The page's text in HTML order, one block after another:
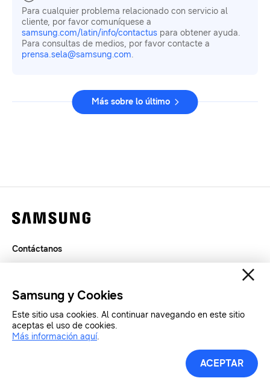
Para cualquier problema relacionado con servicio al
cliente, por favor comuníquese a
samsung.com/latin/info/contactus para obtener ayuda.
Para consultas de medios, por favor contacte a
prensa.sela@samsung.com.
Más sobre lo último
Contáctanos
SAMSUNG.COM
Copyright© SAMSUNG All Rights Reserved.
Samsung y Cookies
Este sitio usa cookies. Al continuar navegando en este sitio
aceptas el uso de cookies.
Más información aquí.
ACEPTAR